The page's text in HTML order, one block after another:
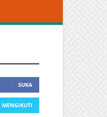
SUKA
MENGIKUTI